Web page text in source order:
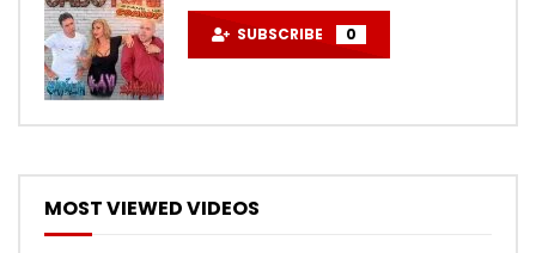
SUBSCRIBE 0
MOST VIEWED VIDEOS